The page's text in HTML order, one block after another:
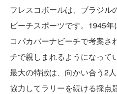
フレスコボールは、ブラジル
ビーチスポーツです。1945
コパカバーナビーチで考案さ
チで親しまれるようになって
最大の特徴は、向かい合う2
協力してラリーを続ける採点